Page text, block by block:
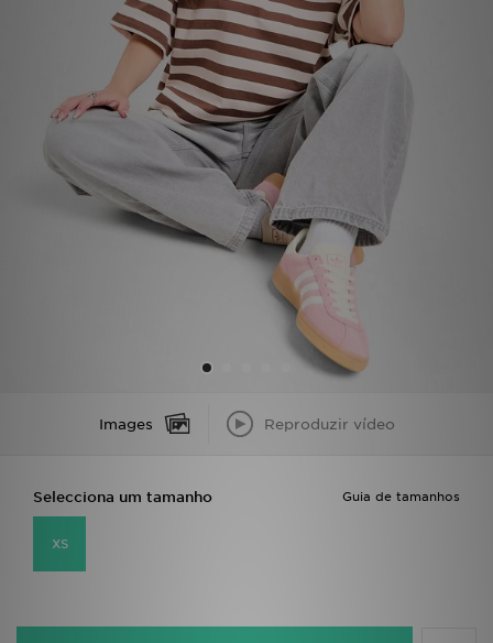
Images Reproduzir vídeo
Guia de tamanhos
Selecciona um tamanho
XS
FUTEBOL JD
VER MARCAS
LOCALIZADOR DE LOJAS
MENSAGENS
ESTADO DO TEU PEDIDO
ATENÇÃO AO CLIENTE